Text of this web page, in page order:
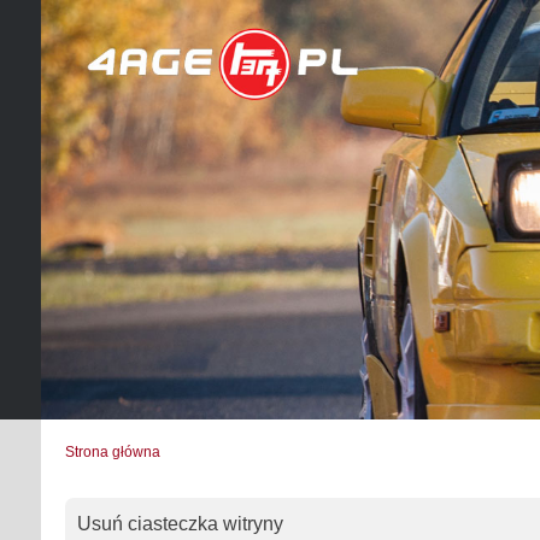
Strona główna
Usuń ciasteczka witryny